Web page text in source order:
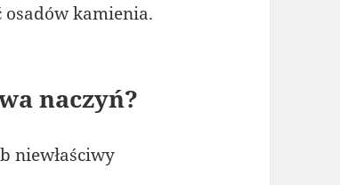
kamienia.
naczyń?
niewłaściwy